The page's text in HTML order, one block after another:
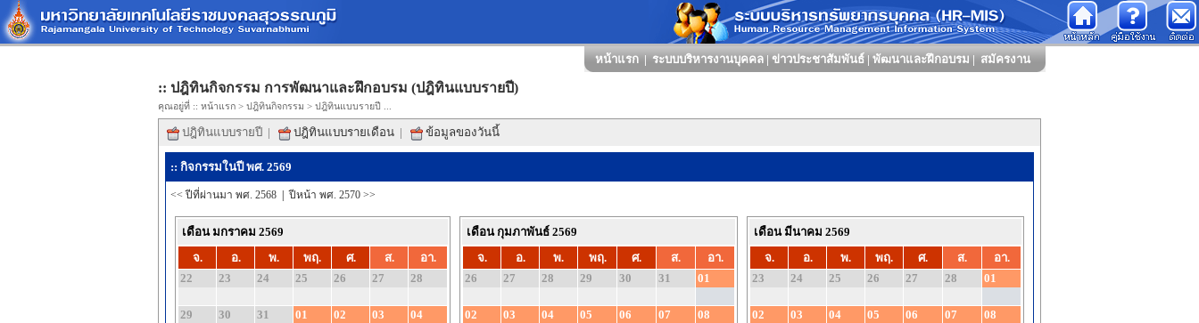
หน้าแรก | ระบบบริหารงานบุคคล | ข่าวประชาสัมพันธ์ | พัฒนาและฝึกอบรม | สมัครงาน
:: ปฎิทินกิจกรรม การพัฒนาและฝึกอบรม (ปฎิทินแบบรายปี)
คุณอยู่ที่ :: หน้าแรก > ปฎิทินกิจกรรม > ปฎิทินแบบรายปี ...
ปฎิทินแบบรายปี | ปฎิทินแบบรายเดือน | ข้อมูลของวันนี้
:: กิจกรรมในปี พศ. 2569
<< ปีที่ผ่านมา พศ. 2568 |ปีหน้า พศ. 2570 >>
เดือน มกราคม 2569
จ.
อ. พ. พฤ. ศ. ส.
อา.
22
23 24 25 26 27 28
29 30 31 01 02 03 04
เดือน กุมภาพันธ์ 2569
จ.
อ. พ. พฤ. ศ. ส.
อา.
26
27 28 29 30 31 01
02 03 04 05 06 07 08
เดือน มีนาคม 2569
จ.
อ. พ. พฤ. ศ. ส.
อา.
23
24 25 26 27 28 01
02 03 04 05 06 07 08